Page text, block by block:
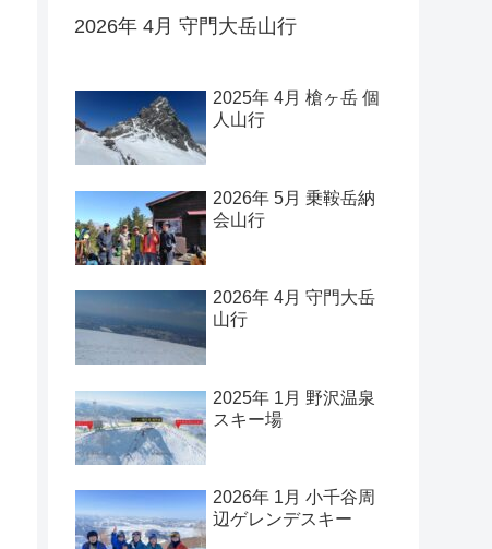
2026年 4月 守門大岳山行
2025年 4月 槍ヶ岳 個
人山行
2026年 5月 乗鞍岳納
会山行
2026年 4月 守門大岳
山行
2025年 1月 野沢温泉
スキー場
2026年 1月 小千谷周
辺ゲレンデスキー